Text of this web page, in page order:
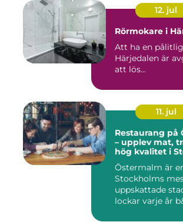
12. jul
Rörmokare i
Att ha en
Härjedalen är
att lös...
11. jul
Restaurang på
– upplev mat,
hög kvalitet i
Östermalm är
Stockholms
uppskattade
lockar varje år